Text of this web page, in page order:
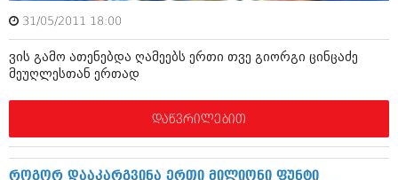
ნოემბერი 2017 (212)
ოქტომბერი 2017 (231)
სექტემბერი 2017 (261)
აგვისტო 2017 (212)
ივლისი 2017 (233)
მაისი 2017 (216)
31/05/2011 18:00
ვის გამო ათენებდა ღამეებს ერთი თვე გიორგი ცინცაძე
მეუღლესთან ერთად
დაწვრილებით
როგორ დააკარგვინა ერთი მილიონი ფუნტი